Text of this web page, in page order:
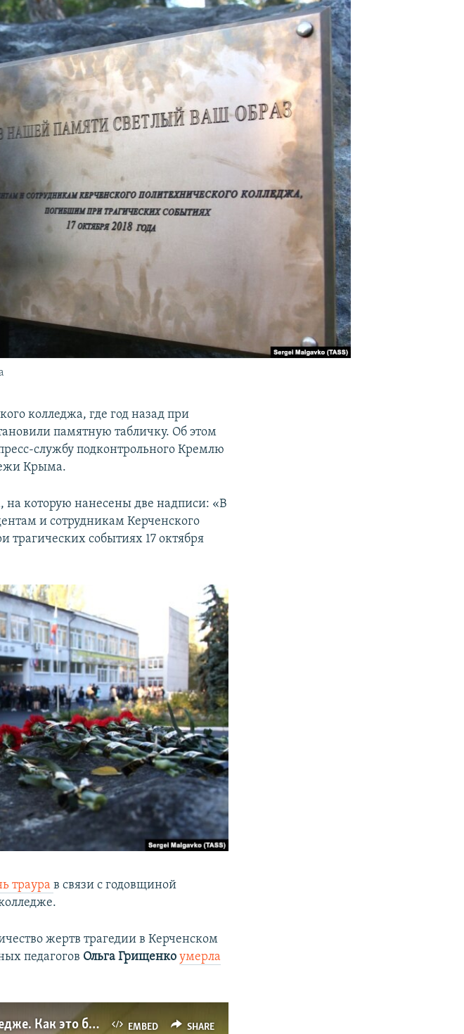
колледжа, где год назад при
памятную табличку. Об этом
службу подконтрольного Кремлю
Крыма.
на которую нанесены две надписи: «В
и сотрудникам Керченского
событиях 17 октября
траурав связи с годовщиной
жертв трагедии в Керченском
педагогов Ольга Грищенкоумерла
EMBED SHARE
Керченский стрелок и трагедия в колледже. Как это было (видео)